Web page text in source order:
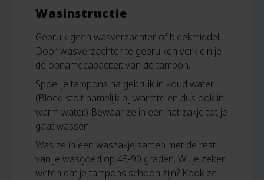
Wasinstructie
Gebruik geen wasverzachter of bleekmiddel.
Door wasverzachter te gebruiken verklein je
de opnamecapaciteit van de tampon.
Spoel je tampons na gebruik in koud water.
(Bloed stolt namelijk bij warmte en dus ook in
warm water.) Bewaar ze in een nat zakje tot je
gaat wassen.
Was ze in een waszakje samen met de rest
van je wasgoed op 45-90 graden. Wil je zeker
weten dat je tampons schoon zijn? Kook ze